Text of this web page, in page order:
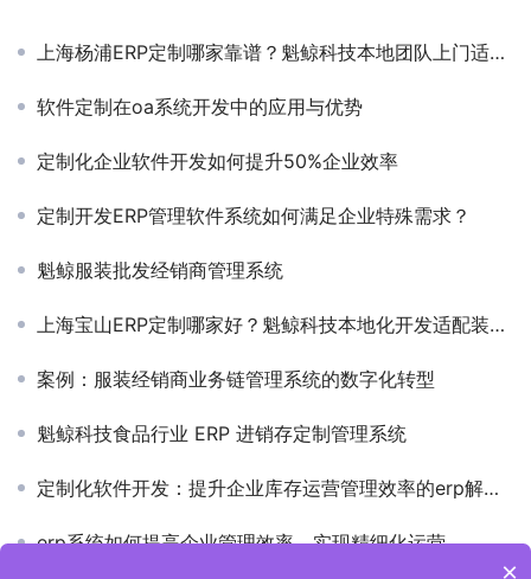
上海杨浦ERP定制哪家靠谱？魁鲸科技本地团队上门适配科创项目全流程管控
软件定制在oa系统开发中的应用与优势
定制化企业软件开发如何提升50%企业效率
定制开发ERP管理软件系统如何满足企业特殊需求？
魁鲸服装批发经销商管理系统
上海宝山ERP定制哪家好？魁鲸科技本地化开发适配装备制造/钢铁加工全场景
案例：服装经销商业务链管理系统的数字化转型
魁鲸科技食品行业 ERP 进销存定制管理系统
定制化软件开发：提升企业库存运营管理效率的erp解决方案
erp系统如何提高企业管理效率，实现精细化运营
×